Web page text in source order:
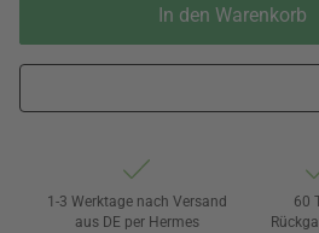
In den Warenkorb
1-3 Werktage nach Versand
aus DE per Hermes
60